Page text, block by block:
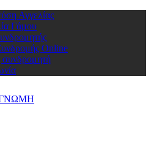
Αγγελίας
Γάμου
Online
συνδρομητή